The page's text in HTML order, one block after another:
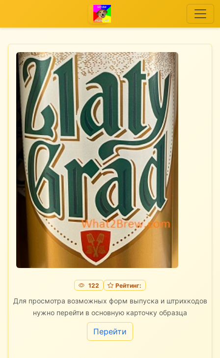
122 Рейтинг:
Для просмотра возможных форм выпуска и штрихкодов
нужно перейти в основную карточку образца
Перейти